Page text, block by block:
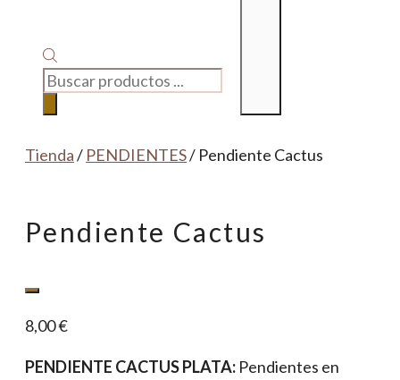
BÚSQUEDA
DE
PRODUCTOS
Tienda/ PENDIENTES/ Pendiente Cactus
Pendiente Cactus
8,00€
PENDIENTE CACTUS PLATA: Pendientes en